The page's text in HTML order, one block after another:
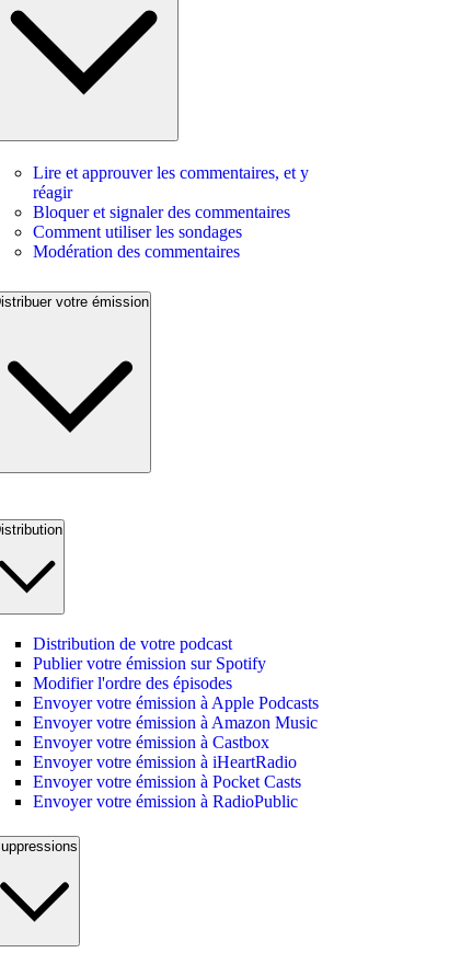
Lire et approuver les commentaires, et y
réagir
Bloquer et signaler des commentaires
Comment utiliser les sondages
Modération des commentaires
votre émission
Distribution de votre podcast
Publier votre émission sur Spotify
Modifier l'ordre des épisodes
Envoyer votre émission à Apple Podcasts
Envoyer votre émission à Amazon Music
Envoyer votre émission à Castbox
Envoyer votre émission à iHeartRadio
Envoyer votre émission à Pocket Casts
Envoyer votre émission à RadioPublic